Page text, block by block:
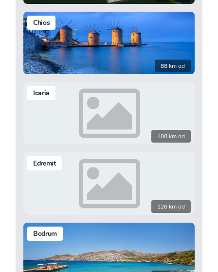
Chios
88 km od
Icaria
108 km od
Edremit
126 km od
Bodrum